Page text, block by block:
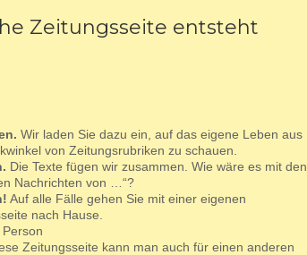
Zeitungsseite entsteht
Wir laden Sie dazu ein, auf das eigene Leben aus
von Zeitungsrubriken zu schauen.
Die Texte fügen wir zusammen. Wie wäre es mit den
Nachrichten von …“?
Auf alle Fälle gehen Sie mit einer eigenen
nach Hause.
Zeitungsseite kann man auch für einen anderen